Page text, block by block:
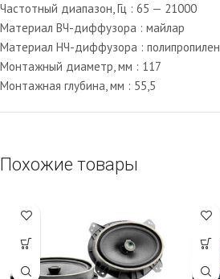
Частотный диапазон, Гц : 65 — 21000
Материал ВЧ-диффузора : майлар
Материал НЧ-диффузора : полипропилен
Монтажный диаметр, мм : 117
Монтажная глубина, мм : 55,5
Похожие товары